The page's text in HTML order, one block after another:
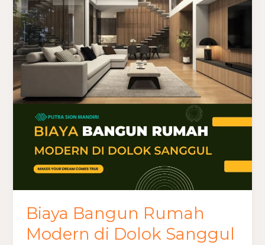
Biaya Bangun Rumah
Modern di Dolok Sanggul
Bangun
Rumah
Modern
di